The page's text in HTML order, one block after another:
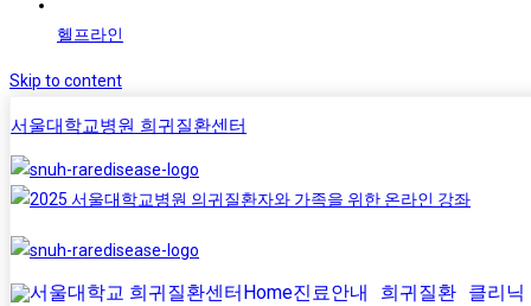
헬프라인
Skip to content
서울대학교병원 희귀질환센터
Home진료안내 희귀질환 클리닉